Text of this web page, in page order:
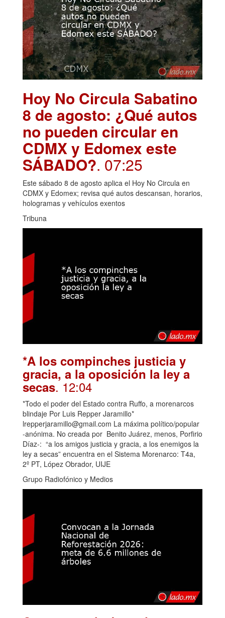
Hoy No Circula Sabatino
8 de agosto: ¿Qué autos
no pueden circular en
CDMX y Edomex este
SÁBADO?. 07:25
Este sábado 8 de agosto aplica el Hoy No Circula en
CDMX y Edomex; revisa qué autos descansan, horarios,
hologramas y vehículos exentos
Tribuna
*A los compinches justicia y
gracia, a la oposición la ley a
secas. 12:04
*Todo el poder del Estado contra Ruffo, a morenarcos
blindaje Por Luis Repper Jaramillo*
lrepperjaramillo@gmail.com La máxima político/popular
-anónima. No creada por Benito Juárez, menos, Porfirio
Díaz-: “a los amigos justicia y gracia, a los enemigos la
ley a secas” encuentra en el Sistema Morenarco: T4a,
2º PT, López Obrador, UIJE
Grupo Radiofónico y Medios